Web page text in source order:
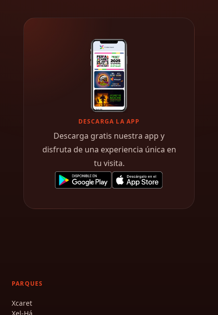
DESCARGA LA APP
Descarga gratis nuestra app y
disfruta de una experiencia única en
tu visita.
PARQUES
Xcaret